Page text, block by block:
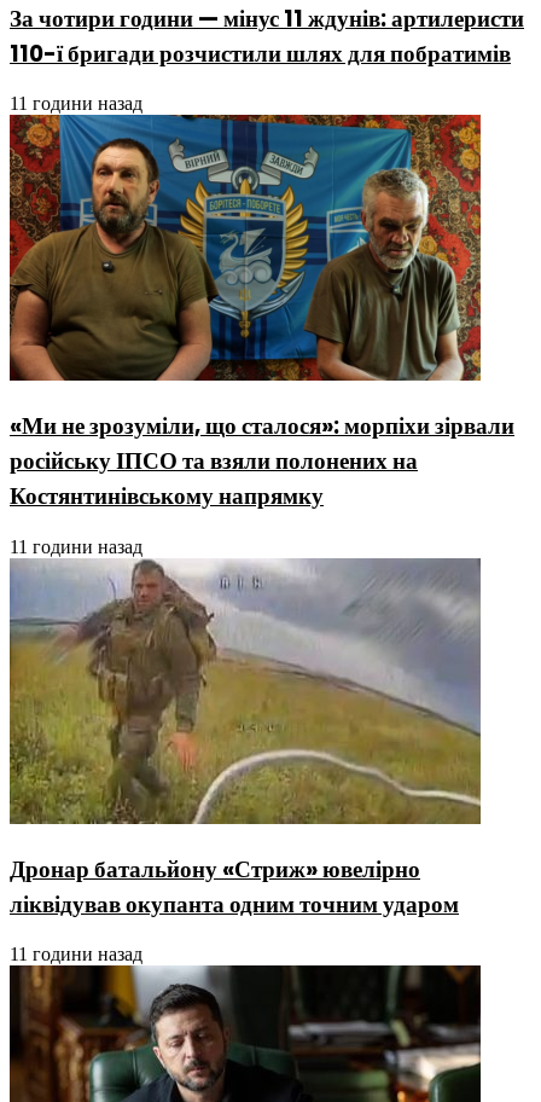
За чотири години — мінус 11 ждунів: артилеристи
110-ї бригади розчистили шлях для побратимів
11 години назад
«Ми не зрозуміли, що сталося»: морпіхи зірвали
російську ІПСО та взяли полонених на
Костянтинівському напрямку
11 години назад
Дронар батальйону «Стриж» ювелірно
ліквідував окупанта одним точним ударом
11 години назад